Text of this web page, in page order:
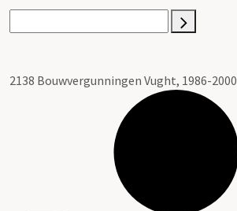
2138 Bouwvergunningen Vught, 1986-2000